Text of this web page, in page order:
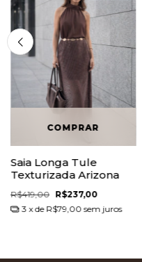
Saia Longa Tule
Texturizada Arizona
R$419,00
R$237,00
3 x de R$79,00 sem juros